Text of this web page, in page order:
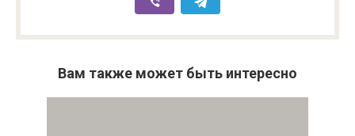
Вам также может быть интересно